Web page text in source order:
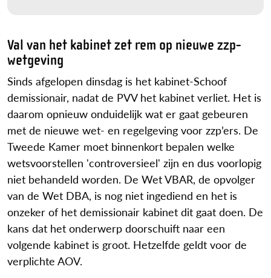
Val van het kabinet zet rem op nieuwe zzp-
wetgeving
Sinds afgelopen dinsdag is het kabinet-Schoof
demissionair, nadat de PVV het kabinet verliet. Het is
daarom opnieuw onduidelijk wat er gaat gebeuren
met de nieuwe wet- en regelgeving voor zzp’ers. De
Tweede Kamer moet binnenkort bepalen welke
wetsvoorstellen 'controversieel' zijn en dus voorlopig
niet behandeld worden. De Wet VBAR, de opvolger
van de Wet DBA, is nog niet ingediend en het is
onzeker of het demissionair kabinet dit gaat doen. De
kans dat het onderwerp doorschuift naar een
volgende kabinet is groot. Hetzelfde geldt voor de
verplichte AOV.